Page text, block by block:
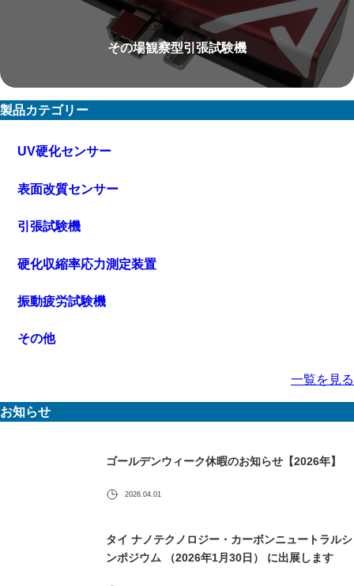
その場観察型引張試験機
製品カテゴリー
UV硬化センサー
表面改質センサー
引張試験機
硬化収縮率応力測定装置
振動疲労試験機
その他
一覧を見る
お知らせ
ゴールデンウィーク休暇のお知らせ【2026年】
2026.04.01
タイ ナノテクノロジー・カーボンニュートラルシ
ンポジウム （2026年1月30日） に出展します